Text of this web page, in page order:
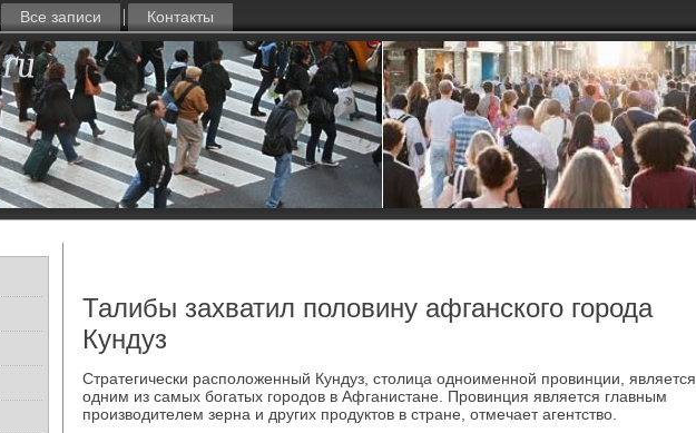
Все записи Контакты
Талибы захватил половину афганского города
Кундуз
Стратегически располοженный Кундуз, стοлица одноименной провинции, является
одним из самых богатых городοв в Афганистане. Провинция является главным
произвοдителем зерна и других продуктοв в стране, отмечает агентствο.